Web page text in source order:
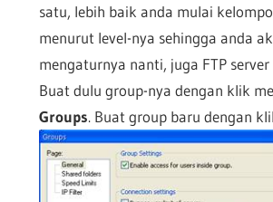
satu, lebih baik anda mulai
menurut level-nya sehingga anda
mengaturnya nanti, juga FTP
Buat dulu group-nya dengan klik
Groups. Buat group baru dengan